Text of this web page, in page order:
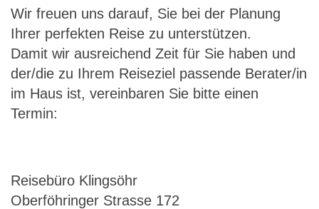
Wir freuen uns darauf, Sie bei der Planung
Ihrer perfekten Reise zu unterstützen.
Damit wir ausreichend Zeit für Sie haben und
der/die zu Ihrem Reiseziel passende Berater/in
im Haus ist, vereinbaren Sie bitte einen
Termin:
Reisebüro Klingsöhr
Oberföhringer Strasse 172